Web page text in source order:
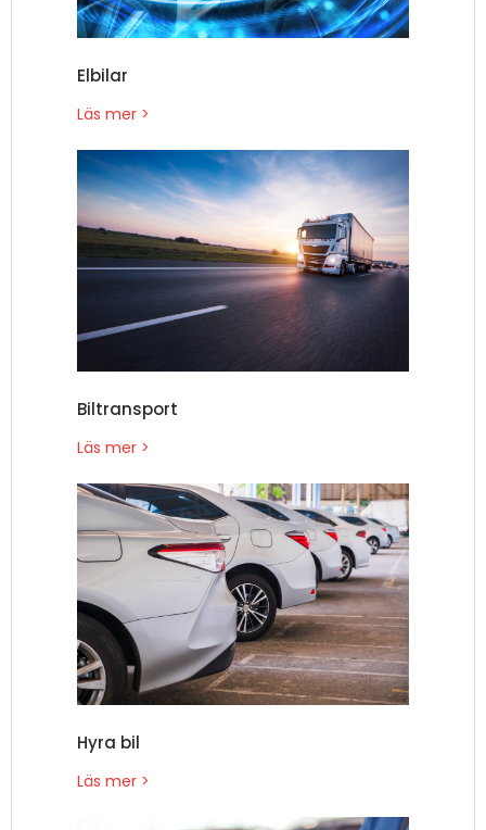
Elbilar
Läs mer >
Biltransport
Läs mer >
Hyra bil
Läs mer >